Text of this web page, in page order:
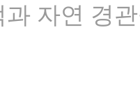
자연 경